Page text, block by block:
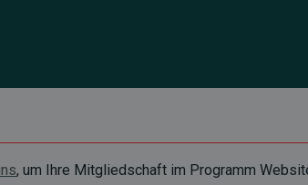
, um Ihre Mitgliedschaft im Programm